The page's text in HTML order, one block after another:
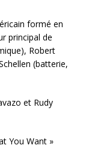
formé en
principal de
Robert
(batterie,
et Rudy
You Want »